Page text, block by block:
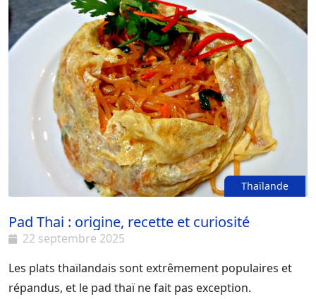
Et pas seulement en France : partout dans le monde,
lorsqu’on évoque la gastronomie thaïlandaise, on pense
aussitôt à Tom Yum Kung.
Thaïlande
Pad Thai : origine, recette et curiosité
22 septembre 2025
Les plats thaïlandais sont extrêmement populaires et
répandus, et le pad thaï ne fait pas exception.